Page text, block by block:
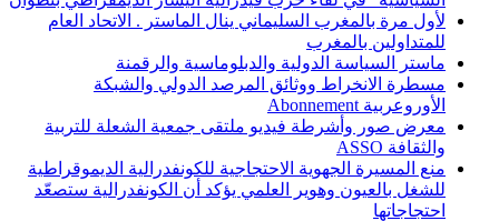
لأول مرة بالمغرب السليماني ينال الماستر . الاتحاد العام
للمتداولين بالمغرب
ماستر السياسة الدولية والدبلوماسية والرقمنة
مسطرة الانخراط ووثائق المرصد الدولي والشبكة
الأوروعربية Abonnement
معرض صور وأشرطة فيديو ملتقى جمعية الشعلة للتربية
والثقافة ASSO
منع المسيرة الجهوية الاحتجاجية للكونفدرالية الديموقراطية
للشغل بالعيون وهوير العلمي يؤكد أن الكونفدرالية ستصعّد
احتجاجاتها